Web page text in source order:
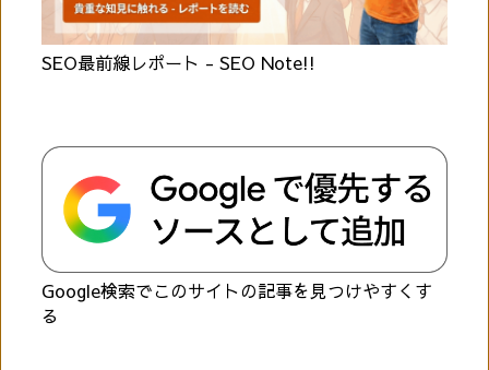
SEO最前線レポート - SEO Note!!
Google検索でこのサイトの記事を見つけやすくす
る